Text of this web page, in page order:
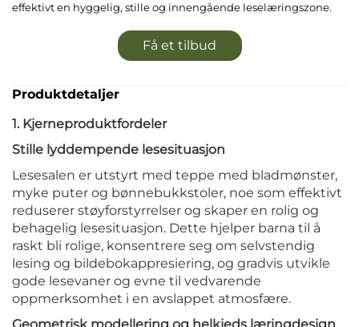
effektivt en hyggelig, stille og innengående leselæringszone.
Få et tilbud
Produktdetaljer
1. Kjerneproduktfordeler
Stille lyddempende lesesituasjon
Lesesalen er utstyrt med teppe med bladmønster,
myke puter og bønnebukkstoler, noe som effektivt
reduserer støyforstyrrelser og skaper en rolig og
behagelig lesesituasjon. Dette hjelper barna til å
raskt bli rolige, konsentrere seg om selvstendig
lesing og bildebokappresiering, og gradvis utvikle
gode lesevaner og evne til vedvarende
oppmerksomhet i en avslappet atmosfære.